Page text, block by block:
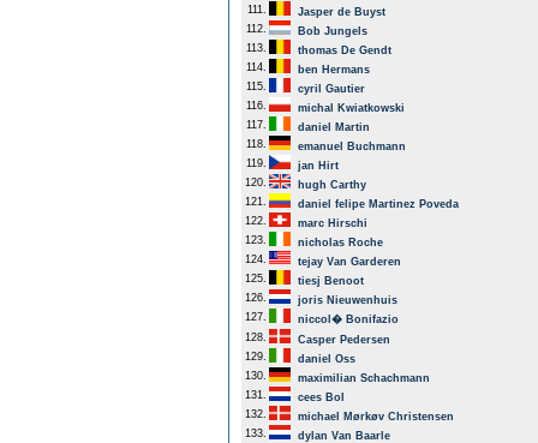
111.
Jasper de Buyst
112.
Bob Jungels
113.
thomas De Gendt
114.
ben Hermans
115.
cyril Gautier
116.
michal Kwiatkowski
117.
daniel Martin
118.
emanuel Buchmann
119.
jan Hirt
120.
hugh Carthy
121.
daniel felipe Martinez Poveda
122.
marc Hirschi
123.
nicholas Roche
124.
tejay Van Garderen
125.
tiesj Benoot
126.
joris Nieuwenhuis
127.
niccol� Bonifazio
128.
Casper Pedersen
129.
daniel Oss
130.
maximilian Schachmann
131.
cees Bol
132.
michael Mørkøv Christensen
133.
dylan Van Baarle